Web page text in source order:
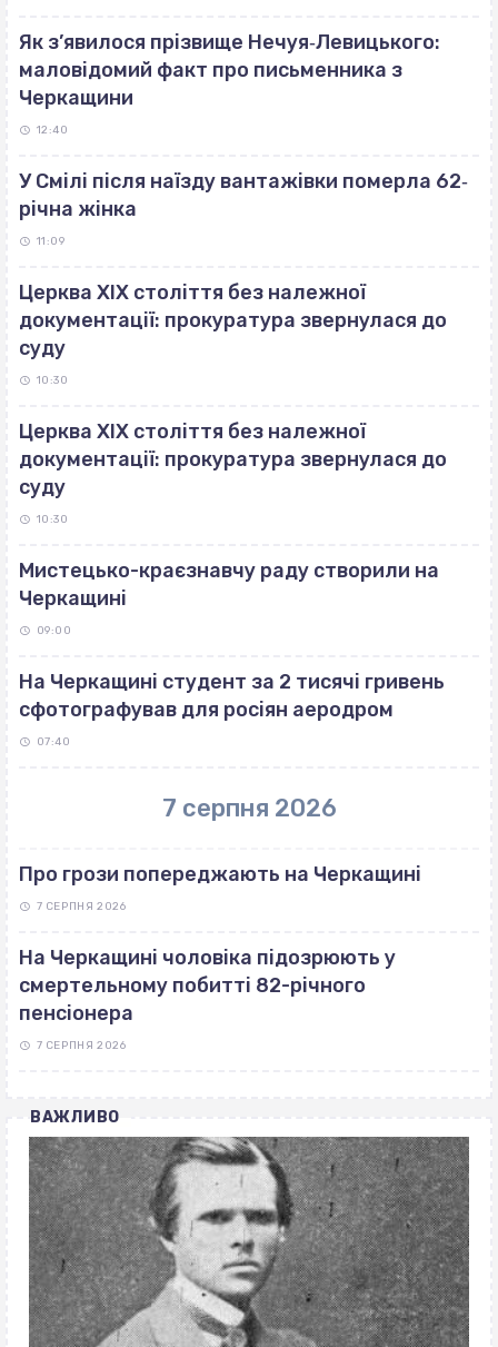
Як з’явилося прізвище Нечуя‐Левицького:
маловідомий факт про письменника з
Черкащини
12:40
У Смілі після наїзду вантажівки померла 62‐
річна жінка
11:09
Церква ХІХ століття без належної
документації: прокуратура звернулася до
суду
10:30
Церква ХІХ століття без належної
документації: прокуратура звернулася до
суду
10:30
Мистецько-краєзнавчу раду створили на
Черкащині
09:00
На Черкащині студент за 2 тисячі гривень
сфотографував для росіян аеродром
07:40
7 серпня 2026
Про грози попереджають на Черкащині
7 СЕРПНЯ 2026
На Черкащині чоловіка підозрюють у
смертельному побитті 82-річного
пенсіонера
7 СЕРПНЯ 2026
ВАЖЛИВО